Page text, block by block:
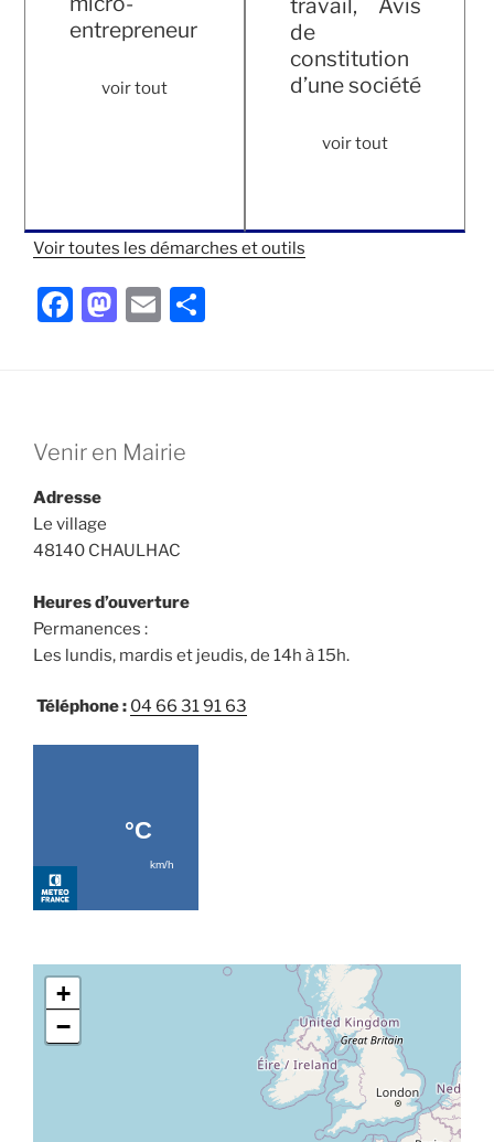
entrepreneur
voir tout
de
constitution
d’une société
voir tout
Voir toutes les démarches et outils
F
b
o
k
M
d
E
Venir en Mairie
Adresse
Le village
48140 CHAULHAC
Heures d’ouverture
Permanences :
Les lundis, mardis et jeudis, de 14h à 15h.
Téléphone : 04 66 31 91 63
+
−